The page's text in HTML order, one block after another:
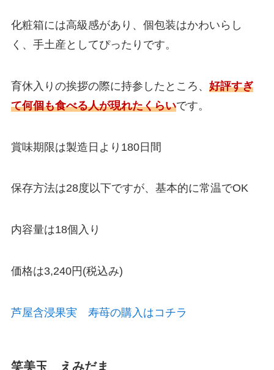
化粧箱には高級感があり、個包装はかわいらし
く、手土産としてぴったりです。
育休入りの挨拶の際に持参したところ、 好評すぎ
て何個も食べる人が現れたくらいです。
賞味期限は製造日より180日間
保存方法は28度以下ですが、基本的に常温でOK
内容量は18個入り
価格は3,240円(税込み)
芦屋含浸果実 寿苺の購入はコチラ
笑美玉 えみだま